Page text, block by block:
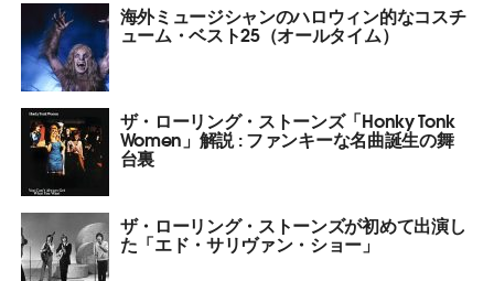
海外ミュージシャンのハロウィン的なコスチ
ューム・ベスト25（オールタイム）
ザ・ローリング・ストーンズ「Honky Tonk
Women」解説 : ファンキーな名曲誕生の舞
台裏
ザ・ローリング・ストーンズが初めて出演し
た「エド・サリヴァン・ショー」